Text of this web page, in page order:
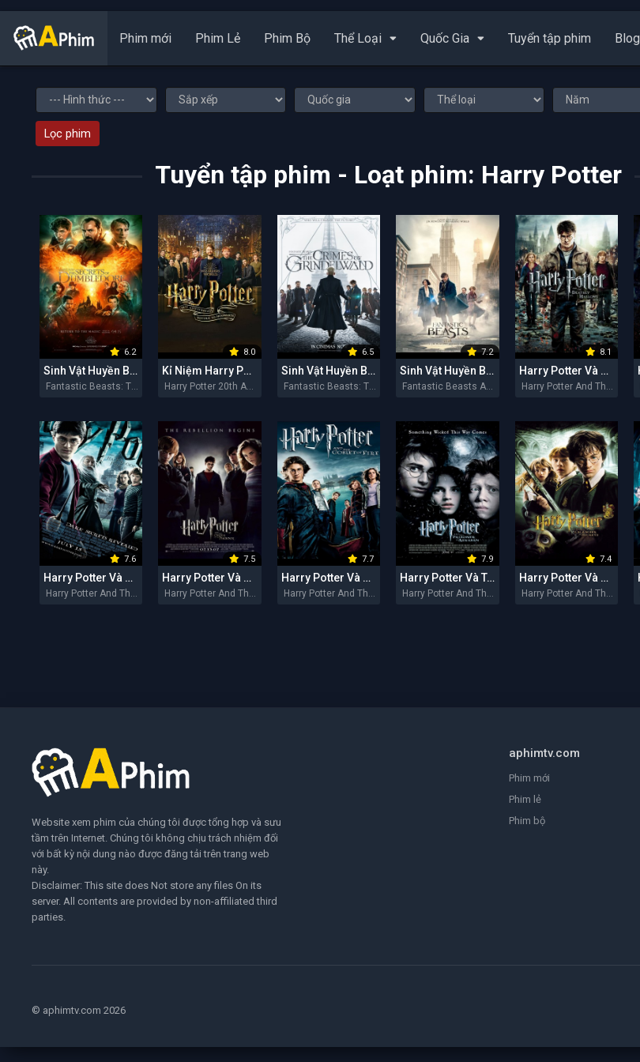
Phim mới Phim Lẻ Phim Bộ Thể Loại Quốc Gia Tuyển tập phim Blog
Lọc phim
Tuyển tập phim - Loạt phim: Harry Potter
6.2
Sinh Vật Huyền Bí: Những Bí Mật Của Dumbledore
Fantastic Beasts: The Secrets of Dumbledore 2022
8.0
Kỉ Niệm Harry Potter 20 Năm: Trở Lại Hogwarts
Harry Potter 20th Anniversary: Return to Hogwarts 2022
6.5
Sinh Vật Huyền Bí: Tội Ác Của Grindelwald
Fantastic Beasts: The Crimes of Grindelwald 2018
7.2
Sinh Vật Huyền Bí Và Nơi Tìm Ra Chúng
Fantastic Beasts And Where To Find Them 2016
8.1
Harry Potter Và Bảo Bối Tử Thần - Phần 2
Harry Potter And The Deathly Hallows: Part 2 2011
7.6
Harry Potter Và Hoàng Tử Lai
Harry Potter And The Half-Blood Prince 2009
7.5
Harry Potter Và Hội Phượng Hoàng
Harry Potter And The Order Of The Phoenix 2007
7.7
Harry Potter Và Chiếc Cốc Lửa
Harry Potter And The Goblet Of Fire 2005
7.9
Harry Potter Và Tên Tù Nhân Ngục Azkaban
Harry Potter And The Prisoner Of Azkaban 2004
7.4
Harry Potter Và Phòng Chứa Bí mật
Harry Potter And The Chamber Of Secrets 2002
aphimtv.com
Phim mới
Phim lẻ
Phim bộ
Website xem phim của chúng tôi được tổng hợp và sưu
tầm trên Internet. Chúng tôi không chịu trách nhiệm đối
với bất kỳ nội dung nào được đăng tải trên trang web
này.
Disclaimer: This site does Not store any files On its
server. All contents are provided by non-affiliated third
parties.
© aphimtv.com 2026